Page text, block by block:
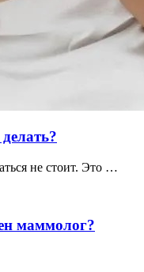
не стоит. Это …
маммолог?